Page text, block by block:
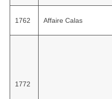
1762 Affaire Calas
1772